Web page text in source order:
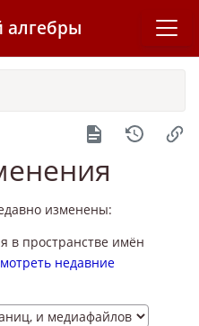
изменены:
в пространстве имён
недавние